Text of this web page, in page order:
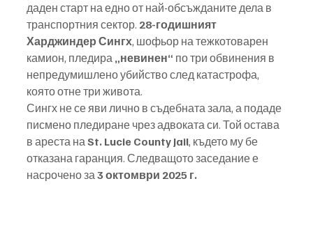
даден старт на едно от най-обсъжданите дела в
транспортния сектор. 28-годишният
Харджиндер Сингх, шофьор на тежкотоварен
камион, пледира „невинен“ по три обвинения в
непредумишлено убийство след катастрофа,
която отне три живота.
Сингх не се яви лично в съдебната зала, а подаде
писмено пледиране чрез адвоката си. Той остава
в ареста на St. Lucie County Jail, където му бе
отказана гаранция. Следващото заседание е
насрочено за 3 октомври 2025 г.